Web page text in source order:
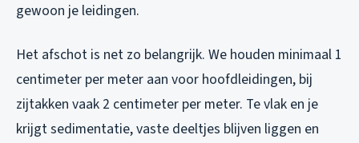
gewoon je leidingen.
Het afschot is net zo belangrijk. We houden minimaal 1
centimeter per meter aan voor hoofdleidingen, bij
zijtakken vaak 2 centimeter per meter. Te vlak en je
krijgt sedimentatie, vaste deeltjes blijven liggen en